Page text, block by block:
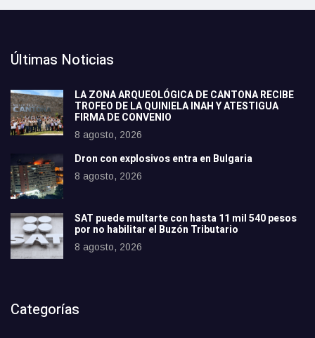
Últimas Noticias
LA ZONA ARQUEOLÓGICA DE CANTONA RECIBE
TROFEO DE LA QUINIELA INAH Y ATESTIGUA
FIRMA DE CONVENIO
8 agosto, 2026
Dron con explosivos entra en Bulgaria
8 agosto, 2026
SAT puede multarte con hasta 11 mil 540 pesos
por no habilitar el Buzón Tributario
8 agosto, 2026
Categorías